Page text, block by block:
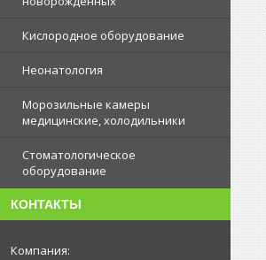
Кислородное оборудование
Неонатология
Морозильные камеры
медицинские, холодильники
Стоматологическое
оборудование
КОНТАКТЫ